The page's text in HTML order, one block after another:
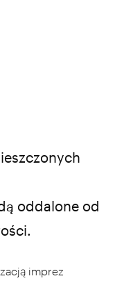
oddalone od
imprez